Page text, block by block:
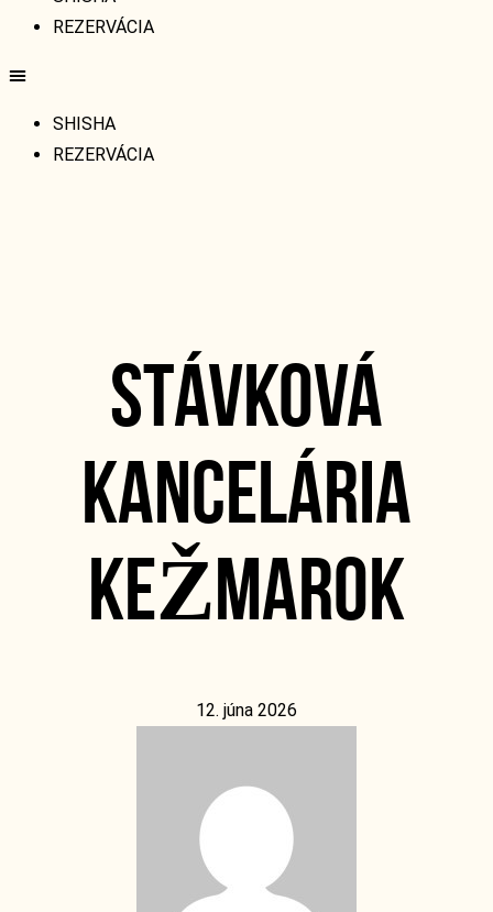
REZERVÁCIA
SHISHA
REZERVÁCIA
STÁVKOVÁ
KANCELÁRIA
KEŽMAROK
12. júna 2026